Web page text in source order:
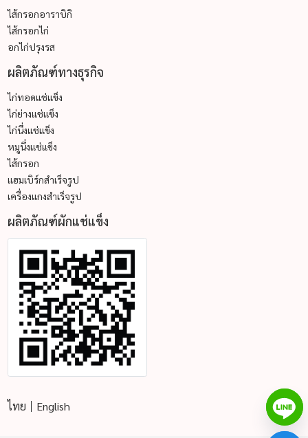
ไส้กรอกอาราบิกิ
ไส้กรอกไก่
อกไก่ปรุงรส
ผลิตภัณฑ์ทางธุรกิจ
ไก่ทอดแช่แข็ง
ไก่ย่างแช่แข็ง
ไก่นึ่งแช่แข็ง
หมูนึ่งแช่แข็ง
ไส้กรอก
แฮมเบิร์กสำเร็จรูป
เครื่องแกงสำเร็จรูป
ผลิตภัณฑ์ผักแช่แข็ง
ไทย English